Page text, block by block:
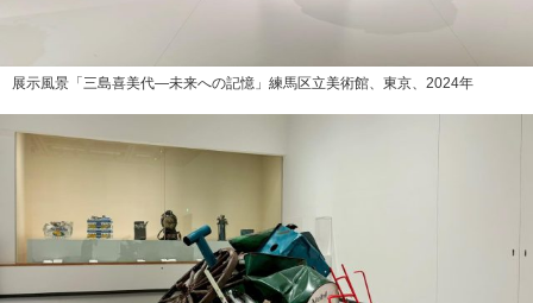
展示風景「三島喜美代―未来への記憶」練馬区立美術館、東京、2024年